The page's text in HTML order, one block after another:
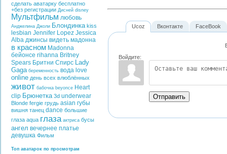
сделать аватарку бесплатно
+без регистрации Дисней disney
Мультфильм любовь
Анджелина Джоли Блондинка kiss
lesbian Jennifer Lopez Jessica
Alba джинсы видеть мадонна
в красном Madonna
бейонсе rihanna Britney
Spears Бритни Спирс Lady
Gaga беременность вода love
online день всех влюблённых
живот бабочка beyonce Heart
clip Брюнетка 3d underwear
Blonde fergie грудь asian губы
вишня танец dance большие
глаза aqua глаза актриса бусы
ангел вечернее платье
девушка Фильм
Топ аватарок по просмотрам
Ucoz
Войдите:
Отправить
Вконтакте FaceBook